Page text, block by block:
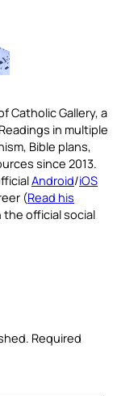
Catholic Gallery, a
in multiple
Bible plans,
since 2013.
Android/iOS
(Read his
official social
Required